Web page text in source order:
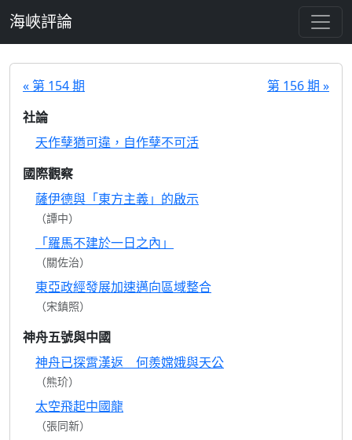
海峽評論
« 第 154 期
第 156 期 »
社論
天作孽猶可違，自作孽不可活
國際觀察
薩伊德與「東方主義」的啟示
（譚中）
「羅馬不建於一日之內」
（關佐治）
東亞政經發展加速邁向區域整合
（宋鎮照）
神舟五號與中國
神舟已探霄漢返 何羨嫦娥與天公
（熊玠）
太空飛起中國龍
（張同新）